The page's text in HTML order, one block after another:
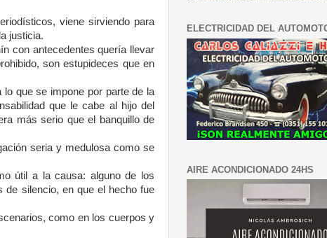
viene sirviendo para
justicia.
con antecedentes quería llevar
son estupideces que en
que se impone por parte de la
que le cabe al hijo del
más serio que el banquillo de
seria y medulosa como se
útil a la causa: alguno de los
de silencio, en que el hecho fue
como en los cuerpos y
ELECTRICIDAD DEL
AIRE ACONDICIONADO 24HS